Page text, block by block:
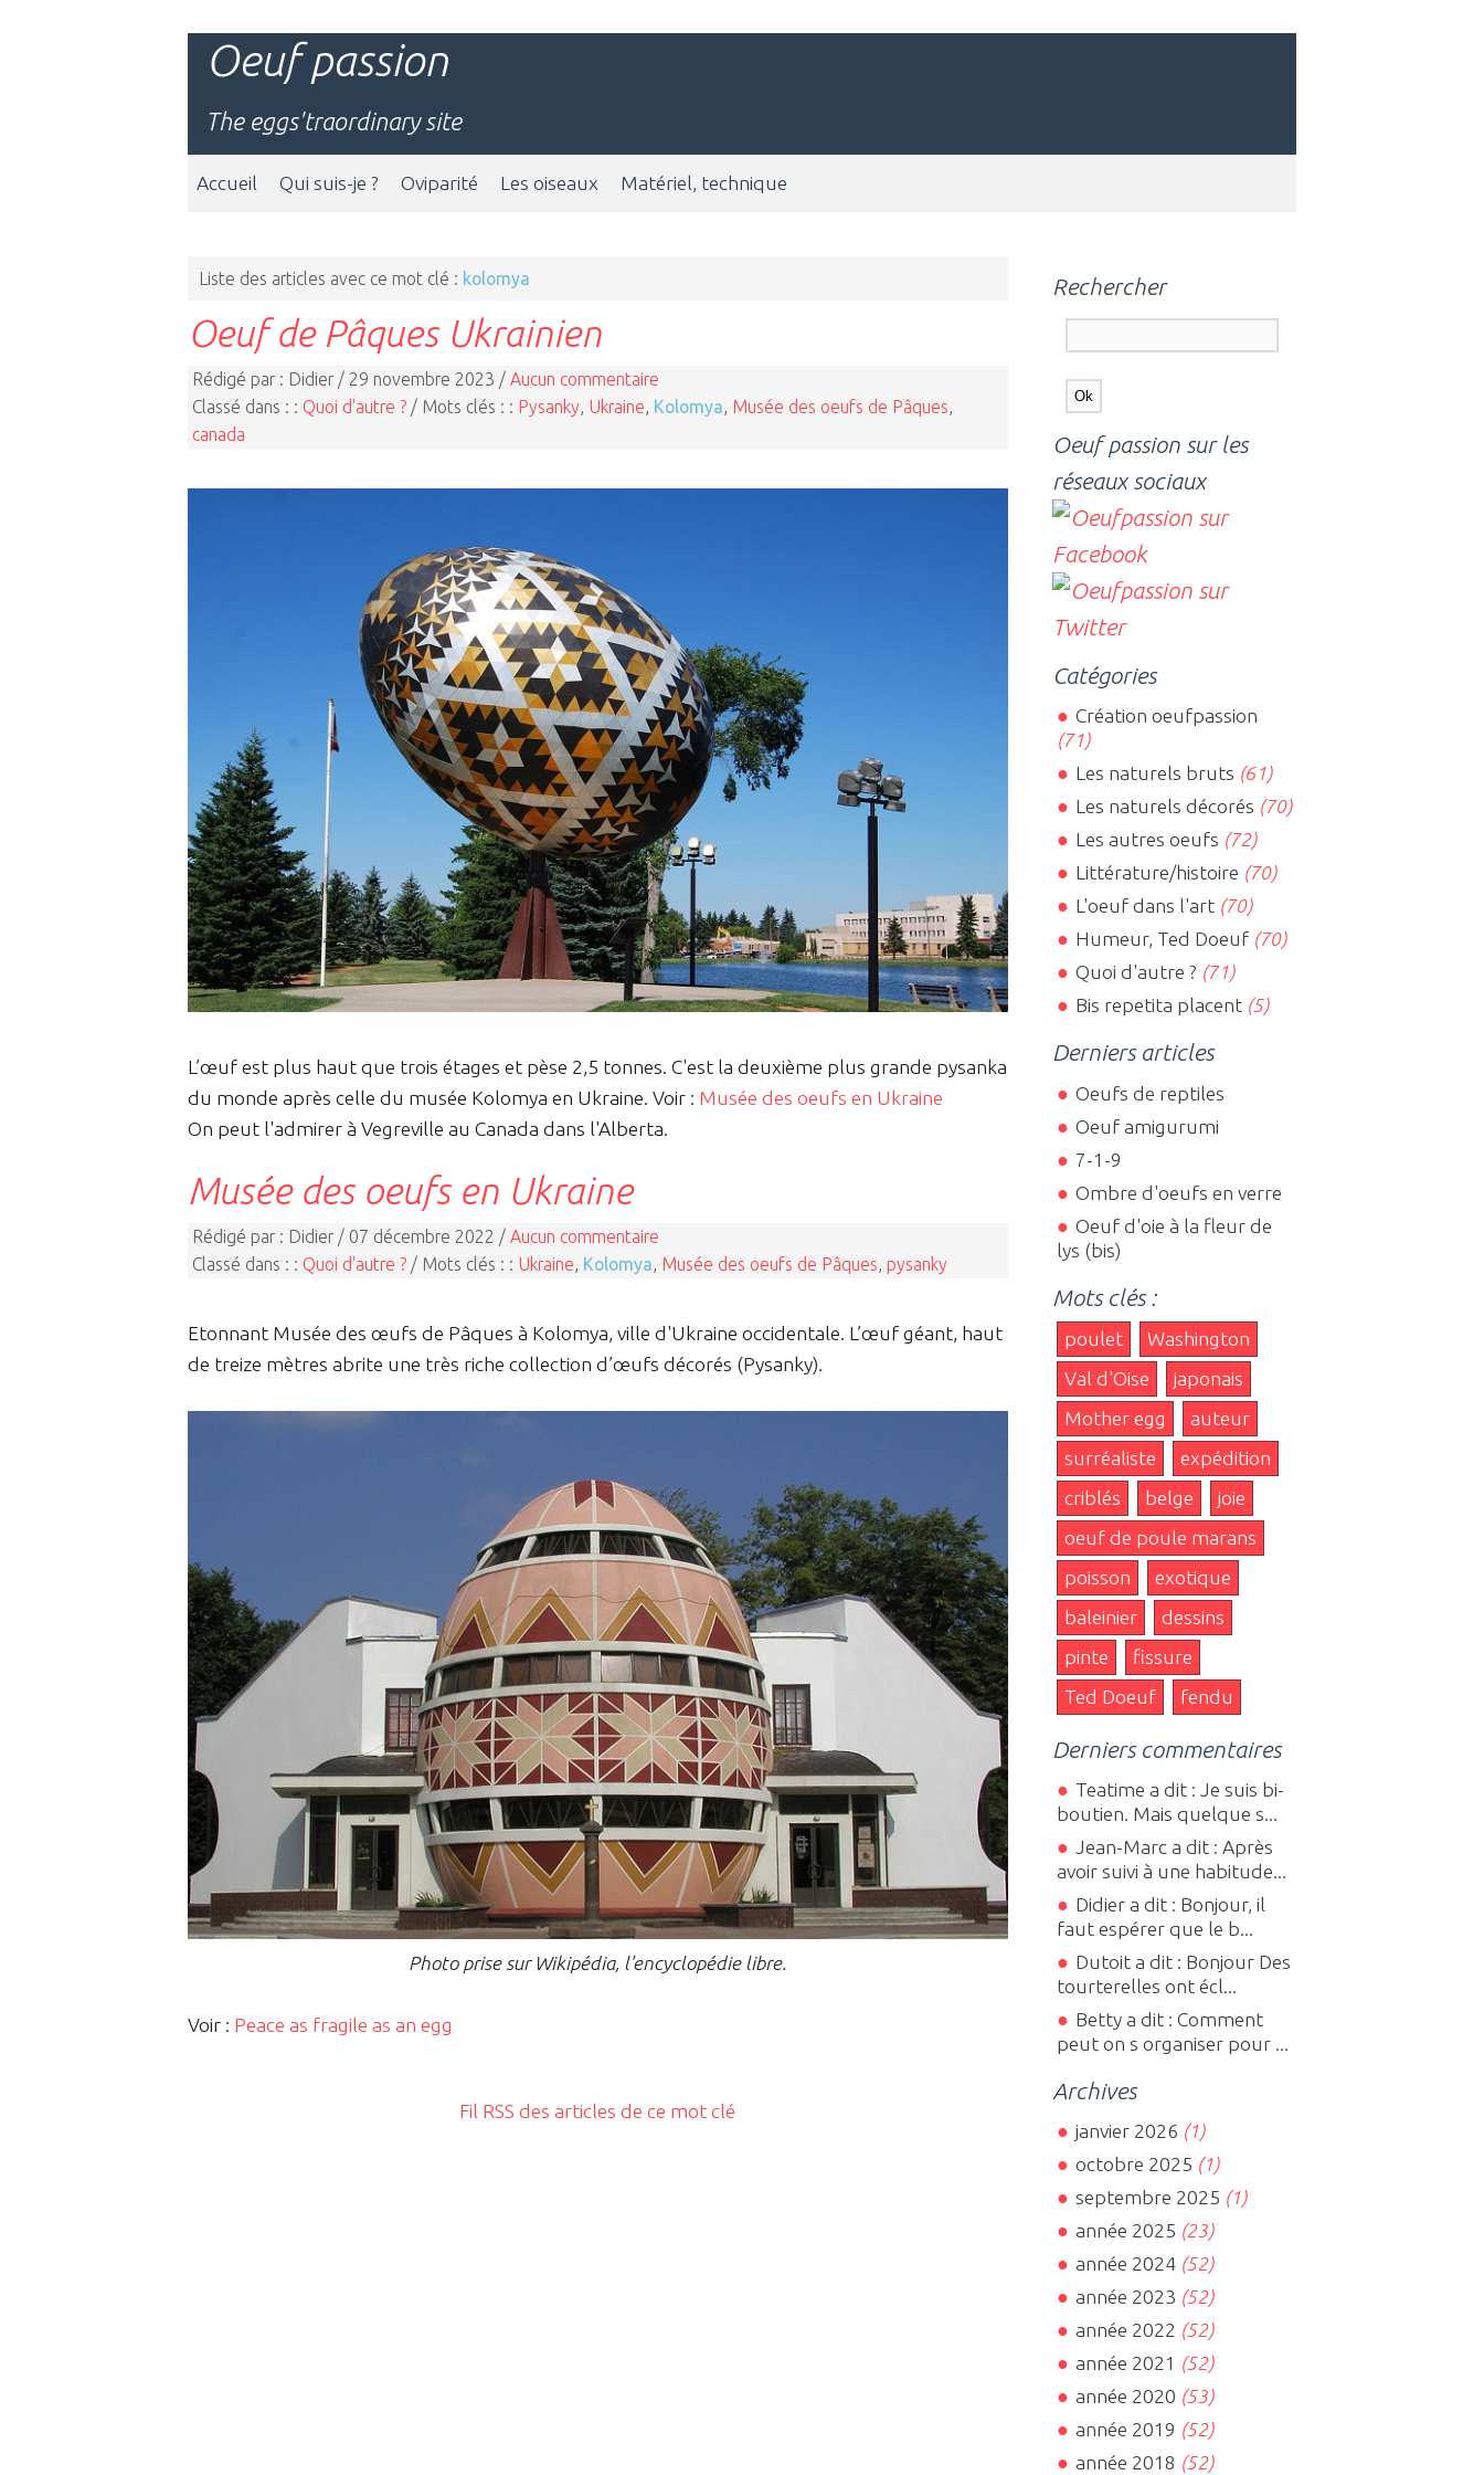
Oeuf passion
The eggs'traordinary site
Accueil Qui suis-je ? Oviparité Les oiseaux Matériel, technique
Liste des articles avec ce mot clé : kolomya
Oeuf de Pâques Ukrainien
Rédigé par : Didier / 29 novembre 2023 / Aucun commentaire
Classé dans : : Quoi d'autre ? / Mots clés : : Pysanky Ukraine Kolomya Musée des oeufs de Pâques
canada
L’œuf est plus haut que trois étages et pèse 2,5 tonnes. C'est la deuxième plus grande pysanka
du monde après celle du musée Kolomya en Ukraine. Voir : Musée des oeufs en Ukraine
On peut l'admirer à Vegreville au Canada dans l'Alberta.
Musée des oeufs en Ukraine
Rédigé par : Didier / 07 décembre 2022 / Aucun commentaire
Classé dans : : Quoi d'autre ? / Mots clés : : Ukraine, Kolomya, Musée des oeufs de Pâques, pysanky
Etonnant Musée des œufs de Pâques à Kolomya, ville d'Ukraine occidentale. L’œuf géant, haut
de treize mètres abrite une très riche collection d’œufs décorés (Pysanky).
Photo prise sur Wikipédia, l'encyclopédie libre.
Voir : Peace as fragile as an egg
Fil RSS des articles de ce mot clé
Rechercher
Oeuf passion sur les
réseaux sociaux
Catégories
Création oeufpassion
(71)
Les naturels bruts (61)
Les naturels décorés (70)
Les autres oeufs (72)
Littérature/histoire (70)
L'oeuf dans l'art(70)
Humeur, Ted Doeuf(70)
Quoi d'autre ? (71)
Bis repetita placent(5)
Derniers articles
Oeufs de reptiles
Oeuf amigurumi
7-1-9
Ombre d'oeufs en verre
Oeuf d'oie à la fleur de
lys (bis)
Mots clés :
poulet
Washington
Val d'Oise
japonais
Mother egg
auteur
surréaliste
expédition
criblés
belge
joie
oeuf de poule marans
poisson
exotique
baleinier
dessins
pinte
fissure
Ted Doeuf
fendu
Derniers commentaires
Teatime a dit : Je suis bi-
boutien. Mais quelque s...
Jean-Marc a dit : Après
avoir suivi à une habitude...
Didier a dit : Bonjour, il
faut espérer que le b...
Dutoit a dit : Bonjour Des
tourterelles ont écl...
Betty a dit : Comment
peut on s organiser pour ...
Archives
janvier 2026 (1)
octobre 2025 (1)
septembre 2025 (1)
année 2025 (23)
année 2024(52)
année 2023 (52)
année 2022 (52)
année 2021 (52)
année 2020 (53)
année 2019 (52)
année 2018 (52)